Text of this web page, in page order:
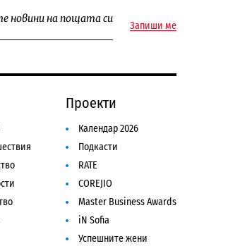
новини на пощата си
Запиши ме
Проекти
Календар 2026
Подкасти
RATE
COREJIO
Master Business Awards
iN Sofia
Успешните жени